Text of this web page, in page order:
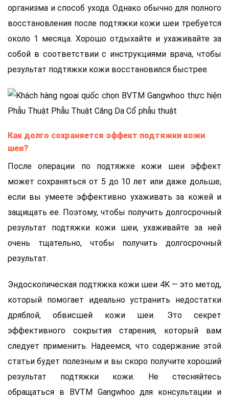
организма и способ ухода. Однако обычно для полного
восстановления после подтяжки кожи шеи требуется
около 1 месяца. Хорошо отдыхайте и ухаживайте за
собой в соответствии с инструкциями врача, чтобы
результат подтяжки кожи восстановился быстрее.
Как долго сохраняется эффект подтяжки кожи
шеи?
После операции по подтяжке кожи шеи эффект
может сохраняться от 5 до 10 лет или даже дольше,
если вы умеете эффективно ухаживать за кожей и
защищать ее. Поэтому, чтобы получить долгосрочный
результат подтяжки кожи шеи, ухаживайте за ней
очень тщательно, чтобы получить долгосрочный
результат.
Эндоскопическая подтяжка кожи шеи 4K — это метод,
который помогает идеально устранить недостатки
дряблой, обвисшей кожи шеи. Это секрет
эффективного сокрытия старения, который вам
следует применить. Надеемся, что содержание этой
статьи будет полезным и вы скоро получите хороший
результат подтяжки кожи. Не стесняйтесь
обращаться в BVTM Gangwhoo для консультации и